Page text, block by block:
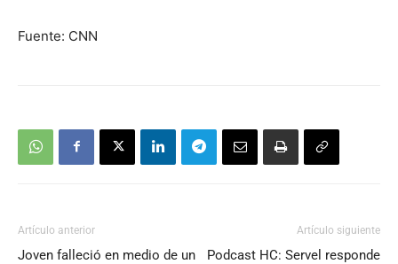
Fuente: CNN
Artículo anterior
Joven falleció en medio de un
Artículo siguiente
Podcast HC: Servel responde